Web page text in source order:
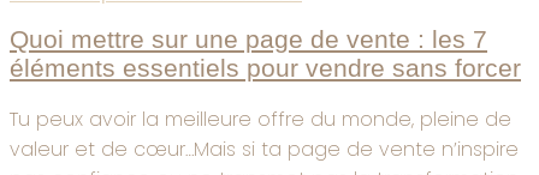
Quoi mettre sur une page de vente : les 7
éléments essentiels pour vendre sans forcer
Tu peux avoir la meilleure offre du monde, pleine de
valeur et de cœur…Mais si ta page de vente n’inspire